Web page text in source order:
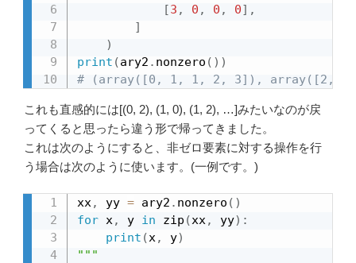
[3 , 0 , 0 , 0] ,
]
)
print (ary2 . nonzero ( ) )
# (array([0, 1, 1, 2, 3]), array([2,
これも直感的には[(0, 2), (1, 0), (1, 2), …]みたいなのが戻
ってくると思ったら違う形で帰ってきました。
これは次のようにすると、非ゼロ要素に対する操作を行
う場合は次のように使います。(一例です。)
xx, yy = ary2 . nonzero ( )
for x, y in zip (xx, yy) :
print (x, y)
"""